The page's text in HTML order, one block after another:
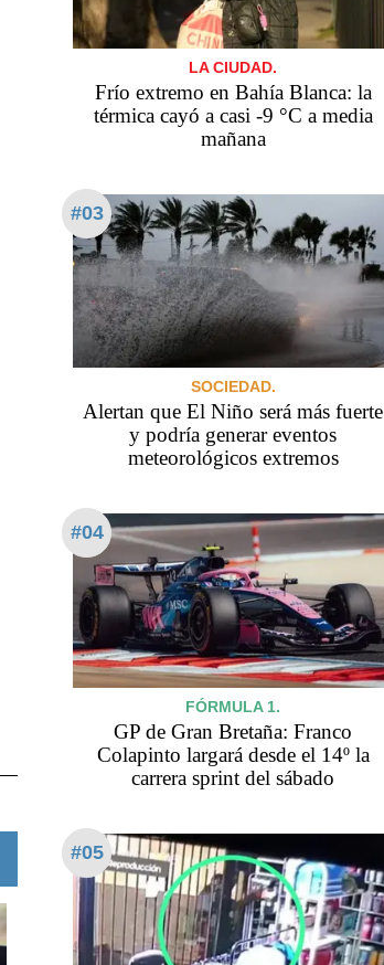
LA CIUDAD.
Frío extremo en Bahía Blanca: la
térmica cayó a casi -9 °C a media
mañana
#03
SOCIEDAD.
Alertan que El Niño será más fuerte
y podría generar eventos
meteorológicos extremos
#04
FÓRMULA 1.
GP de Gran Bretaña: Franco
Colapinto largará desde el 14º la
carrera sprint del sábado
#05